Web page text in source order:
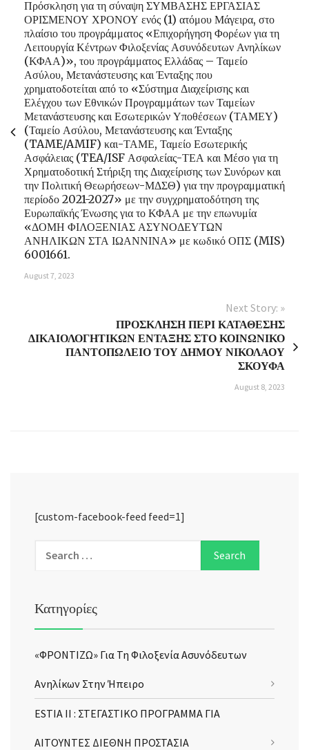
Πρόσκληση για τη σύναψη ΣΥΜΒΑΣΗΣ ΕΡΓΑΣΙΑΣ
ΟΡΙΣΜΕΝΟΥ ΧΡΟΝΟΥ ενός (1) ατόμου Μάγειρα, στο
πλαίσιο του προγράμματος «Επιχορήγηση Φορέων για τη
Λειτουργία Κέντρων Φιλοξενίας Ασυνόδευτων Ανηλίκων
(ΚΦΑΑ)», του προγράμματος Ελλάδας – Ταμείο
Ασύλου, Μετανάστευσης και Ένταξης που
χρηματοδοτείται από το «Σύστημα Διαχείρισης και
Ελέγχου των Εθνικών Προγραμμάτων των Ταμείων
Μετανάστευσης και Εσωτερικών Υποθέσεων (ΤΑΜΕΥ)
(Ταμείο Ασύλου, Μετανάστευσης και Ένταξης
(TAME/AMIF) και-ΤΑΜΕ, Ταμείο Εσωτερικής
Ασφάλειας (TEA/ISF Ασφαλείας-ΤΕΑ και Μέσο για τη
Χρηματοδοτική Στήριξη της Διαχείρισης των Συνόρων και
την Πολιτική Θεωρήσεων-ΜΔΣΘ) για την προγραμματική
περίοδο 2021-2027» με την συγχρηματοδότηση της
Ευρωπαϊκής Ένωσης για το ΚΦΑΑ με την επωνυμία
«ΔΟΜΗ ΦΙΛΟΞΕΝΙΑΣ ΑΣΥΝΟΔΕΥΤΩΝ
ΑΝΗΛΙΚΩΝ ΣΤΑ ΙΩΑΝΝΙΝΑ» με κωδικό ΟΠΣ (MIS)
6001661.
August 7, 2023
Next Story: »
ΠΡΟΣΚΛΗΣΗ ΠΕΡΙ ΚΑΤΑΘΕΣΗΣ
ΔΙΚΑΙΟΛΟΓΗΤΙΚΩΝ ΕΝΤΑΞΗΣ ΣΤΟ ΚΟΙΝΩΝΙΚΟ
ΠΑΝΤΟΠΩΛΕΙΟ ΤΟΥ ΔΗΜΟΥ ΝΙΚΟΛΑΟΥ
ΣΚΟΥΦΑ
August 8, 2023
[custom-facebook-feed feed=1]
Κατηγορίες
«ΦΡΟΝΤΙΖΩ» Για Τη Φιλοξενία Ασυνόδευτων
Ανηλίκων Στην Ήπειρο
ESTIA II : ΣΤΕΓΑΣΤΙΚΟ ΠΡΟΓΡΑΜΜΑ ΓΙΑ
ΑΙΤΟΥΝΤΕΣ ΔΙΕΘΝΗ ΠΡΟΣΤΑΣΙΑ